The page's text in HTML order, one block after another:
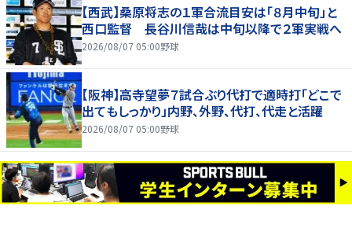
【西武】桑原将志の１軍合流目安は「８月中旬」と
西口監督 長谷川信哉は中旬以降で２軍実戦へ
2026/08/07 05:00野球
【阪神】高寺望夢７試合ぶり代打で適時打「どこで
出てもしっかり」内野、外野、代打、代走と活躍
2026/08/07 05:00野球